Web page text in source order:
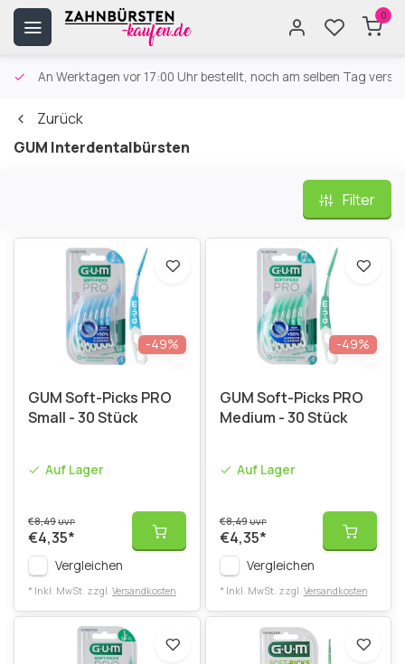
0
An Werktagen vor 17:00 Uhr bestellt, noch am selben Tag
Zurück
GUM Interdentalbürsten
Filter
-49%
GUM Soft-Picks PRO
Small - 30 Stück
Auf Lager
€8,49UVP
€4,35*
Vergleichen
* Inkl. MwSt. zzgl. Versandkosten
-49%
GUM Soft-Picks PRO
Medium - 30 Stück
Auf Lager
€8,49UVP
€4,35*
Vergleichen
* Inkl. MwSt. zzgl. Versandkosten